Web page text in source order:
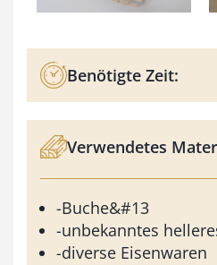
Benötigte Zeit:
Verwendetes
-Buche&#13
-unbekanntes
-diverse Eisenwaren